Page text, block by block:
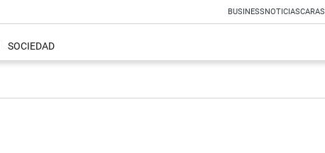
BUSINESSNOTICIASCARAS
SOCIEDAD